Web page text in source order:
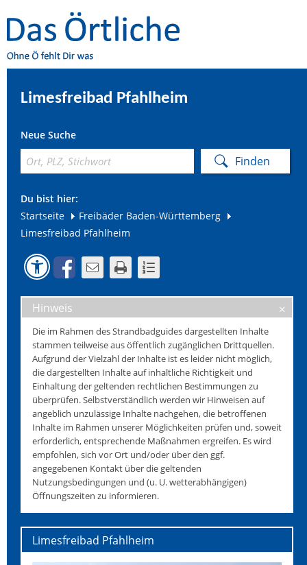
Limesfreibad Pfahlheim
Neue Suche
Du bist hier:
Startseite
Freibäder Baden-Württemberg
Limesfreibad Pfahlheim
Hinweis
Die im Rahmen des Strandbadguides dargestellten Inhalte
stammen teilweise aus öffentlich zugänglichen Drittquellen.
Aufgrund der Vielzahl der Inhalte ist es leider nicht möglich,
die dargestellten Inhalte auf inhaltliche Richtigkeit und
Einhaltung der geltenden rechtlichen Bestimmungen zu
überprüfen. Selbstverständlich werden wir Hinweisen auf
angeblich unzulässige Inhalte nachgehen, die betroffenen
Inhalte im Rahmen unserer Möglichkeiten prüfen und, soweit
erforderlich, entsprechende Maßnahmen ergreifen. Es wird
empfohlen, sich vor Ort und/oder über den ggf.
angegebenen Kontakt über die geltenden
Nutzungsbedingungen und (u. U. wetterabhängigen)
Öffnungszeiten zu informieren.
Limesfreibad Pfahlheim